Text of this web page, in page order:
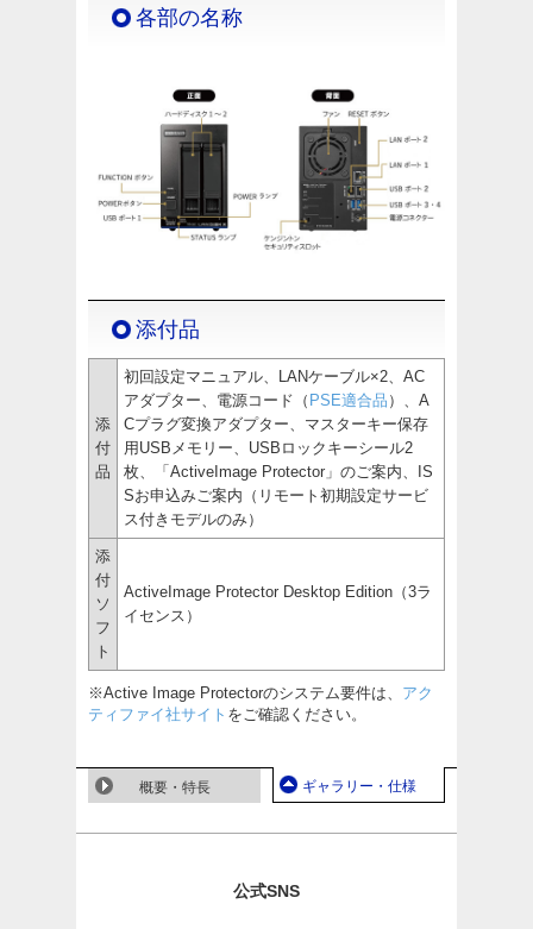
各部の名称
添付品
添
付
品
初回設定マニュアル、LANケーブル×2、AC
アダプター、電源コード（ PSE適合品 ）、A
Cプラグ変換アダプター、マスターキー保存
用USBメモリー、USBロックキーシール2
枚、「ActiveImage Protector」のご案内、IS
Sお申込みご案内（リモート初期設定サービ
ス付きモデルのみ）
添
付
ソ
フ
ト
ActiveImage Protector Desktop Edition（3ラ
イセンス）
※Active Image Protectorのシステム要件は、 アク
ティファイ社サイト をご確認ください。
概要・特長 ギャラリー・仕様
公式SNS